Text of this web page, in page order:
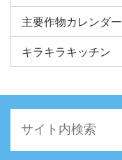
主要作物カレンダー
キラキラキッチン